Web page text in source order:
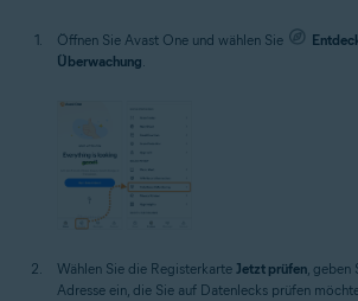
Öffnen Sie Avast One und wählen Sie
Überwachung.
Wählen Sie die Registerkarte Jetzt prüfen, geben
Adresse ein, die Sie auf Datenlecks prüfen